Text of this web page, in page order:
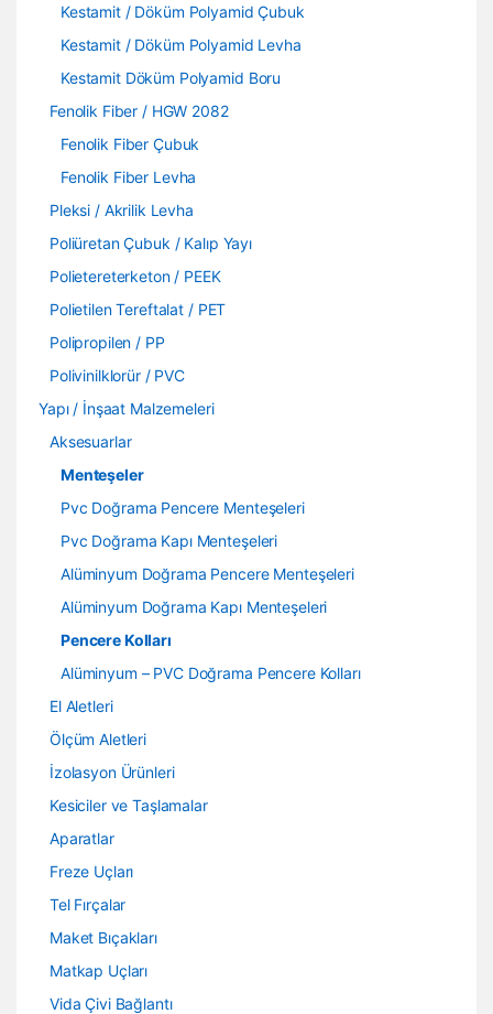
Kestamit / Döküm Polyamid Çubuk
Kestamit / Döküm Polyamid Levha
Kestamit Döküm Polyamid Boru
Fenolik Fiber / HGW 2082
Fenolik Fiber Çubuk
Fenolik Fiber Levha
Pleksi / Akrilik Levha
Poliüretan Çubuk / Kalıp Yayı
Polietereterketon / PEEK
Polietilen Tereftalat / PET
Polipropilen / PP
Polivinilklorür / PVC
Yapı / İnşaat Malzemeleri
Aksesuarlar
Menteşeler
Pvc Doğrama Pencere Menteşeleri
Pvc Doğrama Kapı Menteşeleri
Alüminyum Doğrama Pencere Menteşeleri
Alüminyum Doğrama Kapı Menteşeleri
Pencere Kolları
Alüminyum – PVC Doğrama Pencere Kolları
El Aletleri
Ölçüm Aletleri
İzolasyon Ürünleri
Kesiciler ve Taşlamalar
Aparatlar
Freze Uçları
Tel Fırçalar
Maket Bıçakları
Matkap Uçları
Vida Çivi Bağlantı